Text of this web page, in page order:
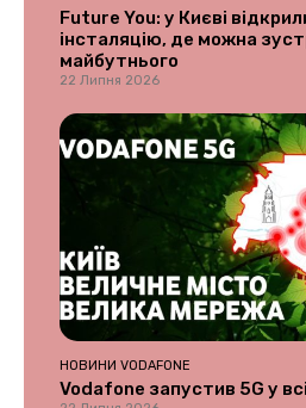
Future You: у Києві
інсталяцію, де можна
майбутнього
22 Липня 2026
НОВИНИ VODAFONE
Vodafone запустив 5G у